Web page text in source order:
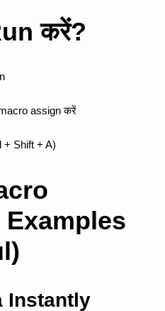
करें?
assign करें
Shift + A)
Instantly